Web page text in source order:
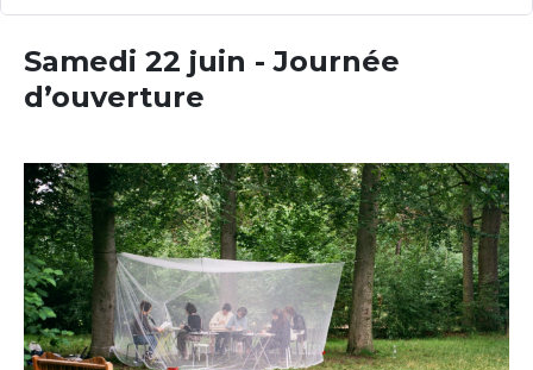
Samedi 22 juin - Journée
d’ouverture